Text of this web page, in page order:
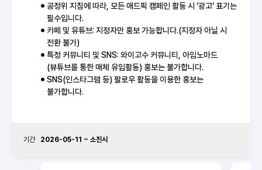
공정위 지침에 따라, 모든 애드픽 캠페인 활동 시 ‘광고‘ 표기는
필수입니다.
카페 및 유튜브: 지정자만 홍보 가능합니다.(지정자 아닐 시
전환 불가)
특정 커뮤니티 및 SNS: 와이고수 커뮤니티, 아임노마드
(뷰튜브를 통한 매체 유입활동) 홍보는 불가합니다.
SNS(인스타그램 등) 팔로우 활동을 이용한 홍보는
불가합니다.
기간 2026-05-11 ~ 소진시